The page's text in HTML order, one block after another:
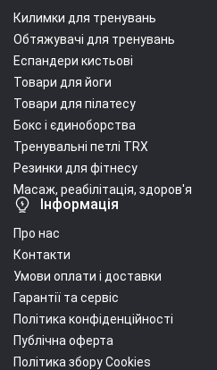
Килимки для тренувань
Обтяжувачі для тренувань
Еспандери кистьові
Товари для йоги
Товари для пілатесу
Бокс і єдиноборства
Тренувальні петлі TRX
Резинки для фітнесу
Масаж, реабілітація, здоров'я
Інформація
Про нас
Контакти
Умови оплати і доставки
Гарантії та сервіс
Політика конфіденційності
Публічна оферта
Політика збору Cookies